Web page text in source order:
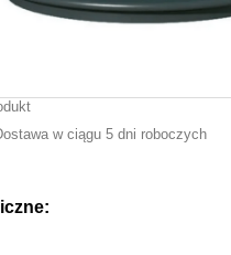
w ciągu 5 dni roboczych